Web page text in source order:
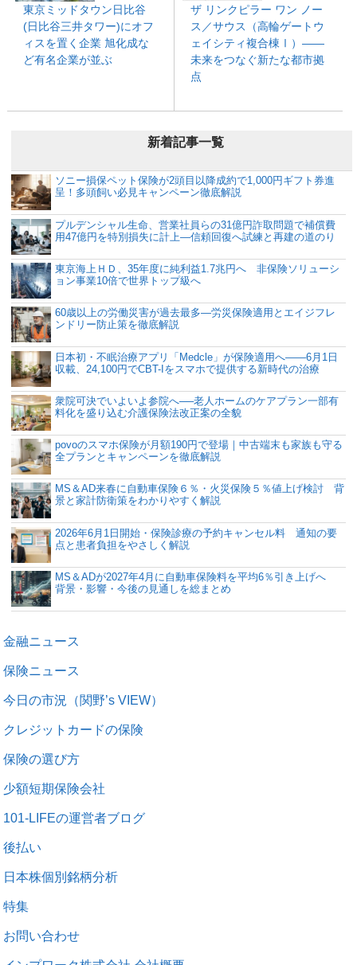
東京ミッドタウン日比谷
(日比谷三井タワー)にオフ
ィスを置く企業 旭化成な
ど有名企業が並ぶ
ザ リンクピラー ワン ノー
ス／サウス（高輪ゲートウ
ェイシティ複合棟Ⅰ）――
未来をつなぐ新たな都市拠
点
新着記事一覧
ソニー損保ペット保険が2頭目以降成約で1,000円ギフト券進
呈！多頭飼い必見キャンペーン徹底解説
プルデンシャル生命、営業社員らの31億円詐取問題で補償費
用47億円を特別損失に計上―信頼回復へ試練と再建の道のり
東京海上ＨＤ、35年度に純利益1.7兆円へ 非保険ソリューシ
ョン事業10倍で世界トップ級へ
60歳以上の労働災害が過去最多―労災保険適用とエイジフレ
ンドリー防止策を徹底解説
日本初・不眠治療アプリ「Medcle」が保険適用へ――6月1日
収載、24,100円でCBT-Iをスマホで提供する新時代の治療
衆院可決でいよいよ参院へ──老人ホームのケアプラン一部有
料化を盛り込む介護保険法改正案の全貌
povoのスマホ保険が月額190円で登場｜中古端末も家族も守る
全プランとキャンペーンを徹底解説
MS＆AD来春に自動車保険６％・火災保険５％値上げ検討 背
景と家計防衛策をわかりやすく解説
2026年6月1日開始・保険診療の予約キャンセル料 通知の要
点と患者負担をやさしく解説
MS＆ADが2027年4月に自動車保険料を平均6％引き上げへ
背景・影響・今後の見通しを総まとめ
金融ニュース
保険ニュース
今日の市況（関野’s VIEW）
クレジットカードの保険
保険の選び方
少額短期保険会社
101-LIFEの運営者ブログ
後払い
日本株個別銘柄分析
特集
お問い合わせ